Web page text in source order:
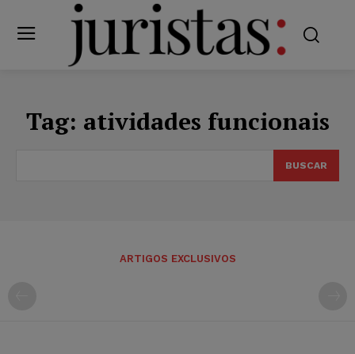
Tag: atividades funcionais
BUSCAR
ARTIGOS EXCLUSIVOS